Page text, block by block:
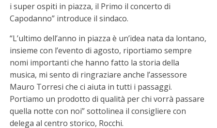
i super ospiti in piazza, il Primo il concerto di
Capodanno” introduce il sindaco.
“L’ultimo dell’anno in piazza è un’idea nata da lontano,
insieme con l’evento di agosto, riportiamo sempre
nomi importanti che hanno fatto la storia della
musica, mi sento di ringraziare anche l’assessore
Mauro Torresi che ci aiuta in tutti i passaggi.
Portiamo un prodotto di qualità per chi vorrà passare
quella notte con noi” sottolinea il consigliere con
delega al centro storico, Rocchi.